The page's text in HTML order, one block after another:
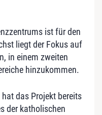
ist für den
liegt der Fokus auf
in einem zweiten
hinzukommen.
das Projekt bereits
der katholischen